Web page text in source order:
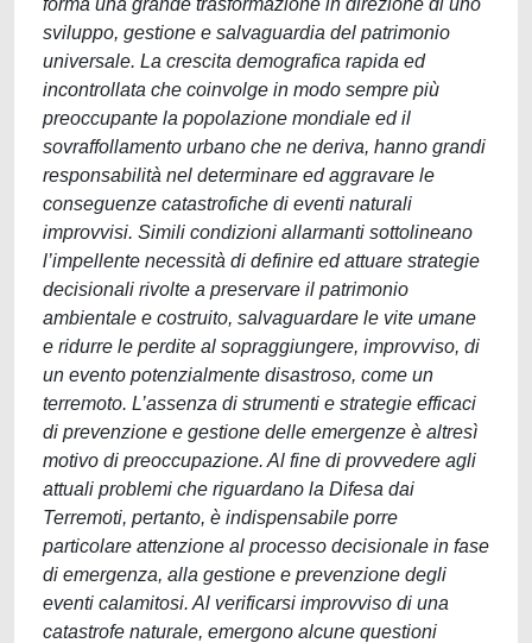
forma una grande trasformazione in direzione di uno
sviluppo, gestione e salvaguardia del patrimonio
universale. La crescita demografica rapida ed
incontrollata che coinvolge in modo sempre più
preoccupante la popolazione mondiale ed il
sovraffollamento urbano che ne deriva, hanno grandi
responsabilità nel determinare ed aggravare le
conseguenze catastrofiche di eventi naturali
improvvisi. Simili condizioni allarmanti sottolineano
l’impellente necessità di definire ed attuare strategie
decisionali rivolte a preservare il patrimonio
ambientale e costruito, salvaguardare le vite umane
e ridurre le perdite al sopraggiungere, improvviso, di
un evento potenzialmente disastroso, come un
terremoto. L’assenza di strumenti e strategie efficaci
di prevenzione e gestione delle emergenze è altresì
motivo di preoccupazione. Al fine di provvedere agli
attuali problemi che riguardano la Difesa dai
Terremoti, pertanto, è indispensabile porre
particolare attenzione al processo decisionale in fase
di emergenza, alla gestione e prevenzione degli
eventi calamitosi. Al verificarsi improvviso di una
catastrofe naturale, emergono alcune questioni